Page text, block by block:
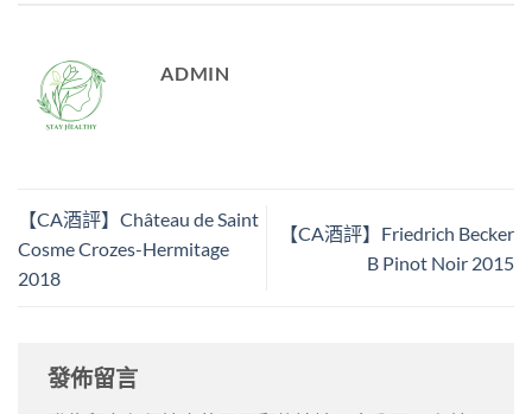
ADMIN
【CA酒評】Château de Saint
Cosme Crozes-Hermitage
2018
【CA酒評】Friedrich Becker
B Pinot Noir 2015
發佈留言